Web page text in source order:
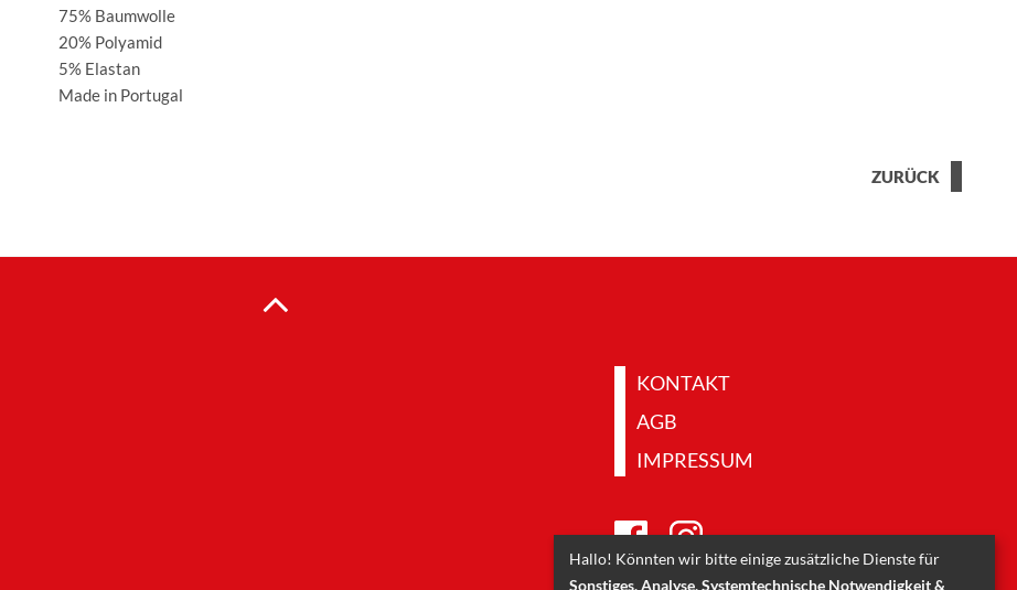
75% Baumwolle
20% Polyamid
5% Elastan
Made in Portugal
ZURÜCK
KONTAKT
AGB
IMPRESSUM
Hallo! Könnten wir bitte einige zusätzliche Dienste für
Sonstiges, Analyse, Systemtechnische Notwendigkeit &